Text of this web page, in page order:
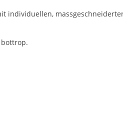
individuellen,